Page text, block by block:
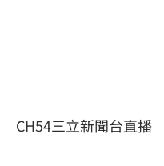
CH54三立新聞台直播